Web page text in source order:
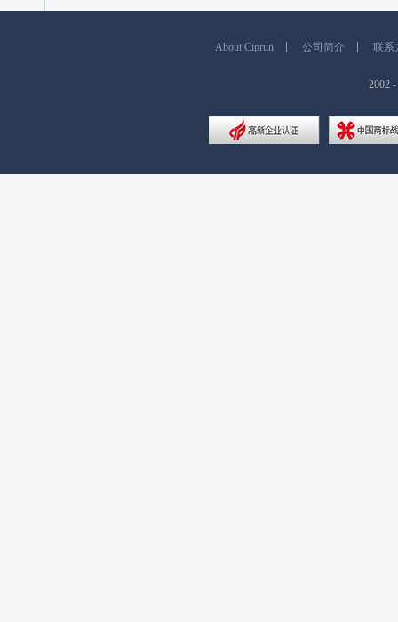
About Ciprun 公司简介 联系
2002